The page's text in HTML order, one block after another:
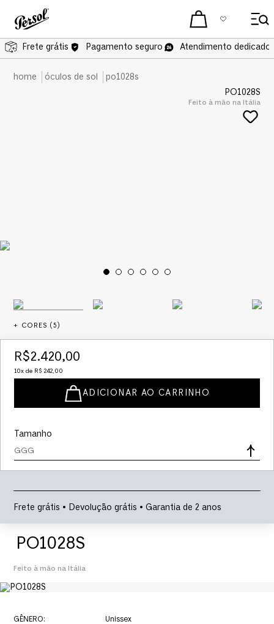
Frete grátis Pagamento seguro Atendimento dedicado
óculos de sol
po1028s
PO1028S
Feito à mão na Itália
+ CORES (5)
Tamanho
GGG
R$2.420,00
10x de R$ 242,00
ADICIONAR AO CARRINHO
Frete grátis • Devolução grátis • Garantia de 2 anos
PO1028S
Feito à mão na Itália
GÊNERO: Unissex